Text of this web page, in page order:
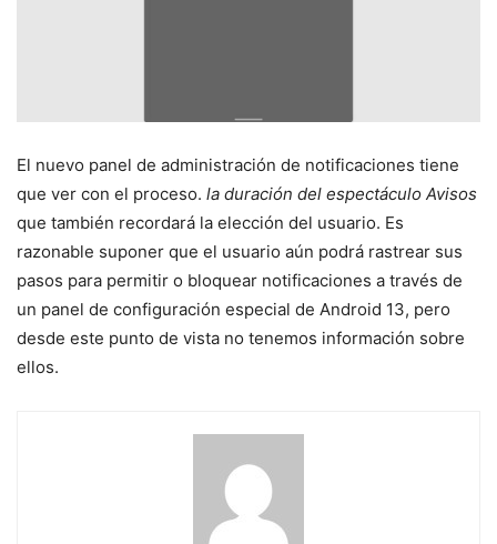
El nuevo panel de administración de notificaciones tiene
que ver con el proceso. la duración del espectáculo Avisos
que también recordará la elección del usuario. Es
razonable suponer que el usuario aún podrá rastrear sus
pasos para permitir o bloquear notificaciones a través de
un panel de configuración especial de Android 13, pero
desde este punto de vista no tenemos información sobre
ellos.